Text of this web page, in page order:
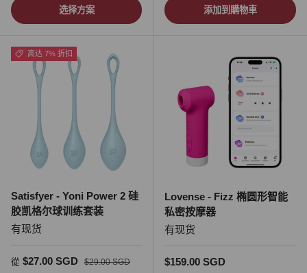
选择方案 添加到購物車
高达 7% 折扣
Satisfyer - Yoni Power 2 硅
胶凯格尔球训练套装
有现货
促销价
從 $27.00 SGD 正常价格
$29.00 SGD
Lovense - Fizz 椭圆形智能
私密按摩器
有现货
正常价格
$159.00 SGD